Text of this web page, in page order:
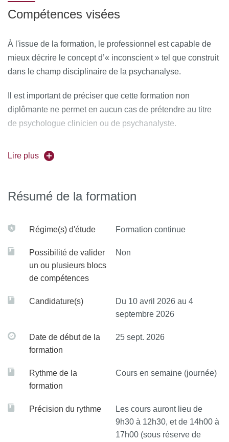
Compétences visées
À l'issue de la formation, le professionnel est capable de
mieux décrire le concept d’« inconscient » tel que construit
dans le champ disciplinaire de la psychanalyse.
Il est important de préciser que cette formation non
diplômante ne permet en aucun cas de prétendre au titre
de psychologue clinicien ou de psychanalyste.
Lire plus
Résumé de la formation
Régime(s) d'étude Formation continue
Possibilité de valider
un ou plusieurs blocs
de compétences
Non
Candidature(s)
Du 10 avril 2026 au 4
septembre 2026
Date de début de la
formation
25 sept. 2026
Rythme de la
formation
Cours en semaine (journée)
Précision du rythme
Les cours auront lieu de
9h30 à 12h30, et de 14h00 à
17h00 (sous réserve de